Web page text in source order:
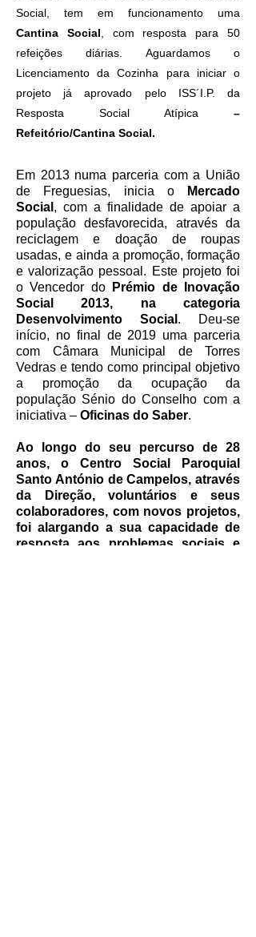
Social, tem em funcionamento uma
Cantina Social , com resposta para 50
refeições diárias. Aguardamos o
Licenciamento da Cozinha para iniciar o
projeto já aprovado pelo ISS´I.P. da
Resposta Social Atípica –
Refeitório/Cantina Social.
Em 2013 numa parceria com a União
de Freguesias, inicia oMercado
Social , com a finalidade de apoiar a
população desfavorecida, através da
reciclagem e doação de roupas
usadas, e ainda a promoção, formação
e valorização pessoal. Este projeto foi
o Vencedor do
Prémio de Inovação
Social 2013, na categoria
Desenvolvimento Social . Deu-se
início, no final de 2019 uma parceria
com Câmara Municipal de Torres
Vedras e tendo como principal objetivo
a promoção da ocupação da
população Sénio do Conselho com a
iniciativa – Oficinas do Saber.
Ao longo do seu percurso de 28
anos, o Centro Social Paroquial
Santo António de Campelos, através
da Direção, voluntários e seus
colaboradores, com novos projetos,
foi alargando a sua capacidade de
resposta aos problemas sociais e